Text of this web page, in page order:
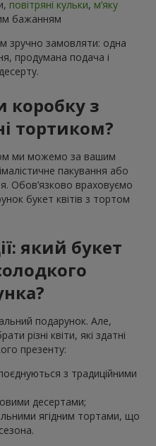
повітряні кульки, м’яку
бажанням
зручно замовляти: одна
продумана подача і
з
тортиком?
ми можемо за вашим
пакування або
Обов’язково враховуємо
букет квітів з тортом
який букет
подарунок. Але,
різні квіти, які здатні
презенту:
з традиційними
десертами;
ягідним тортами, що